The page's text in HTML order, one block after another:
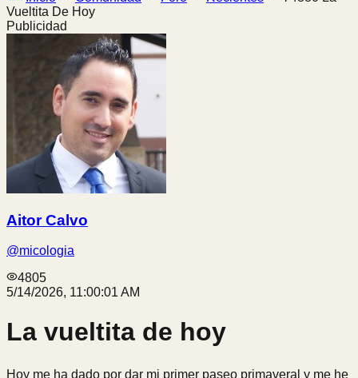
Vueltita De Hoy
Publicidad
Aitor Calvo
@micologia
4805
5/14/2026, 11:00:01 AM
La vueltita de hoy
Hoy me ha dado por dar mi primer paseo primaveral y me he